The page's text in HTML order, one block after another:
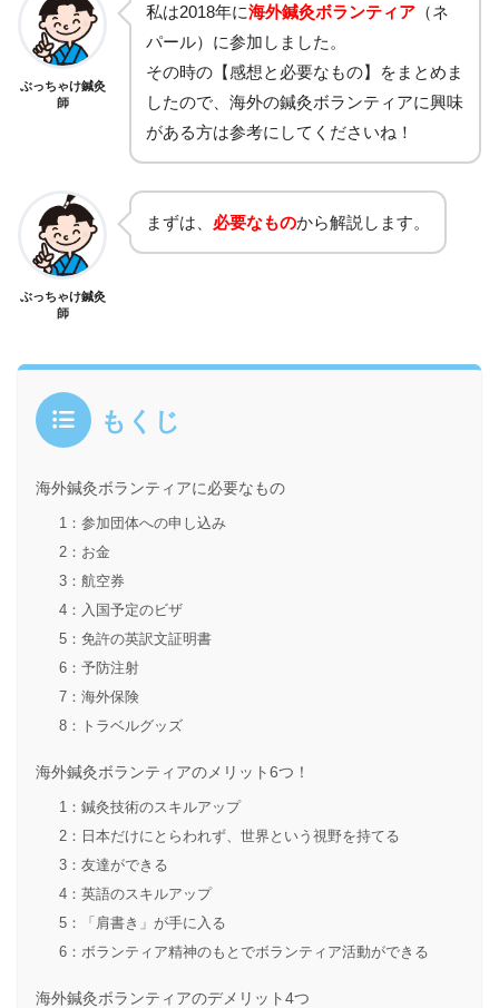
ぶっちゃけ鍼灸
師
私は2018年に海外鍼灸ボランティア （ネ
パール）に参加しました。
その時の【感想と必要なもの】をまとめま
したので、海外の鍼灸ボランティアに興味
がある方は参考にしてくださいね！
ぶっちゃけ鍼灸
師
まずは、 必要なものから解説します。
もくじ
海外鍼灸ボランティアに必要なもの
1：参加団体への申し込み
2：お金
3：航空券
4：入国予定のビザ
5：免許の英訳文証明書
6：予防注射
7：海外保険
8：トラベルグッズ
海外鍼灸ボランティアのメリット6つ！
1：鍼灸技術のスキルアップ
2：日本だけにとらわれず、世界という視野を持てる
3：友達ができる
4：英語のスキルアップ
5：「肩書き」が手に入る
6：ボランティア精神のもとでボランティア活動ができる
海外鍼灸ボランティアのデメリット4つ